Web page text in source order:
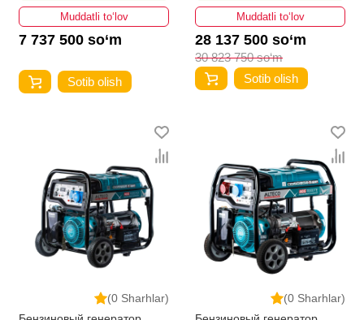
Muddatli to‘lov
7 737 500 so‘m
Sotib olish
Muddatli to‘lov
28 137 500 so‘m
30 823 750 so‘m
Sotib olish
(0 Sharhlar)
(0 Sharhlar)